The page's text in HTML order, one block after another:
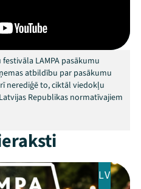
LAMPA pasākumu
atbildību par pasākumu
nerediģē to, ciktāl viedokļu
Republikas normatīvajiem
LV